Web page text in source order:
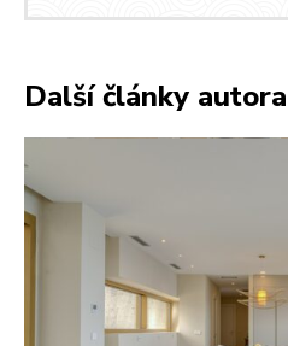
Další články autora